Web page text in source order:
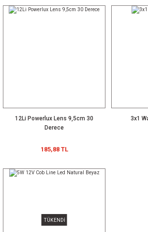
12Li Powerlux Lens 9,5cm 30
Derece
185,88 TL
3x1
TÜKENDİ